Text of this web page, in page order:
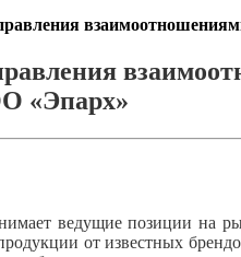
«Эпарх»
ведущие позиции на
от известных